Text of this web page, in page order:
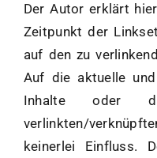
Der Autor erklärt
Zeitpunkt der
auf den zu
Auf die aktuelle
Inhalte oder
verlinkten/
keinerlei Einfluss.